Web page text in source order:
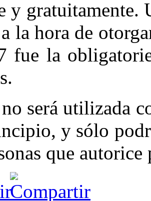
y gratuitamente.
la hora de
fue la
será utilizada
y sólo
que